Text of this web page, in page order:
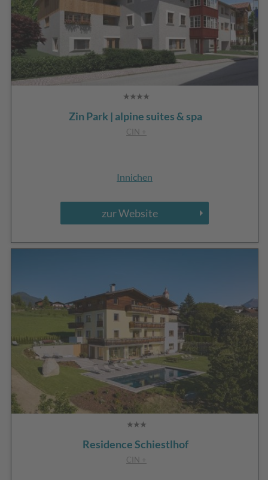
Zin Park | alpine suites & spa
CIN +
Innichen
zur Website
Residence Schiestlhof
CIN +